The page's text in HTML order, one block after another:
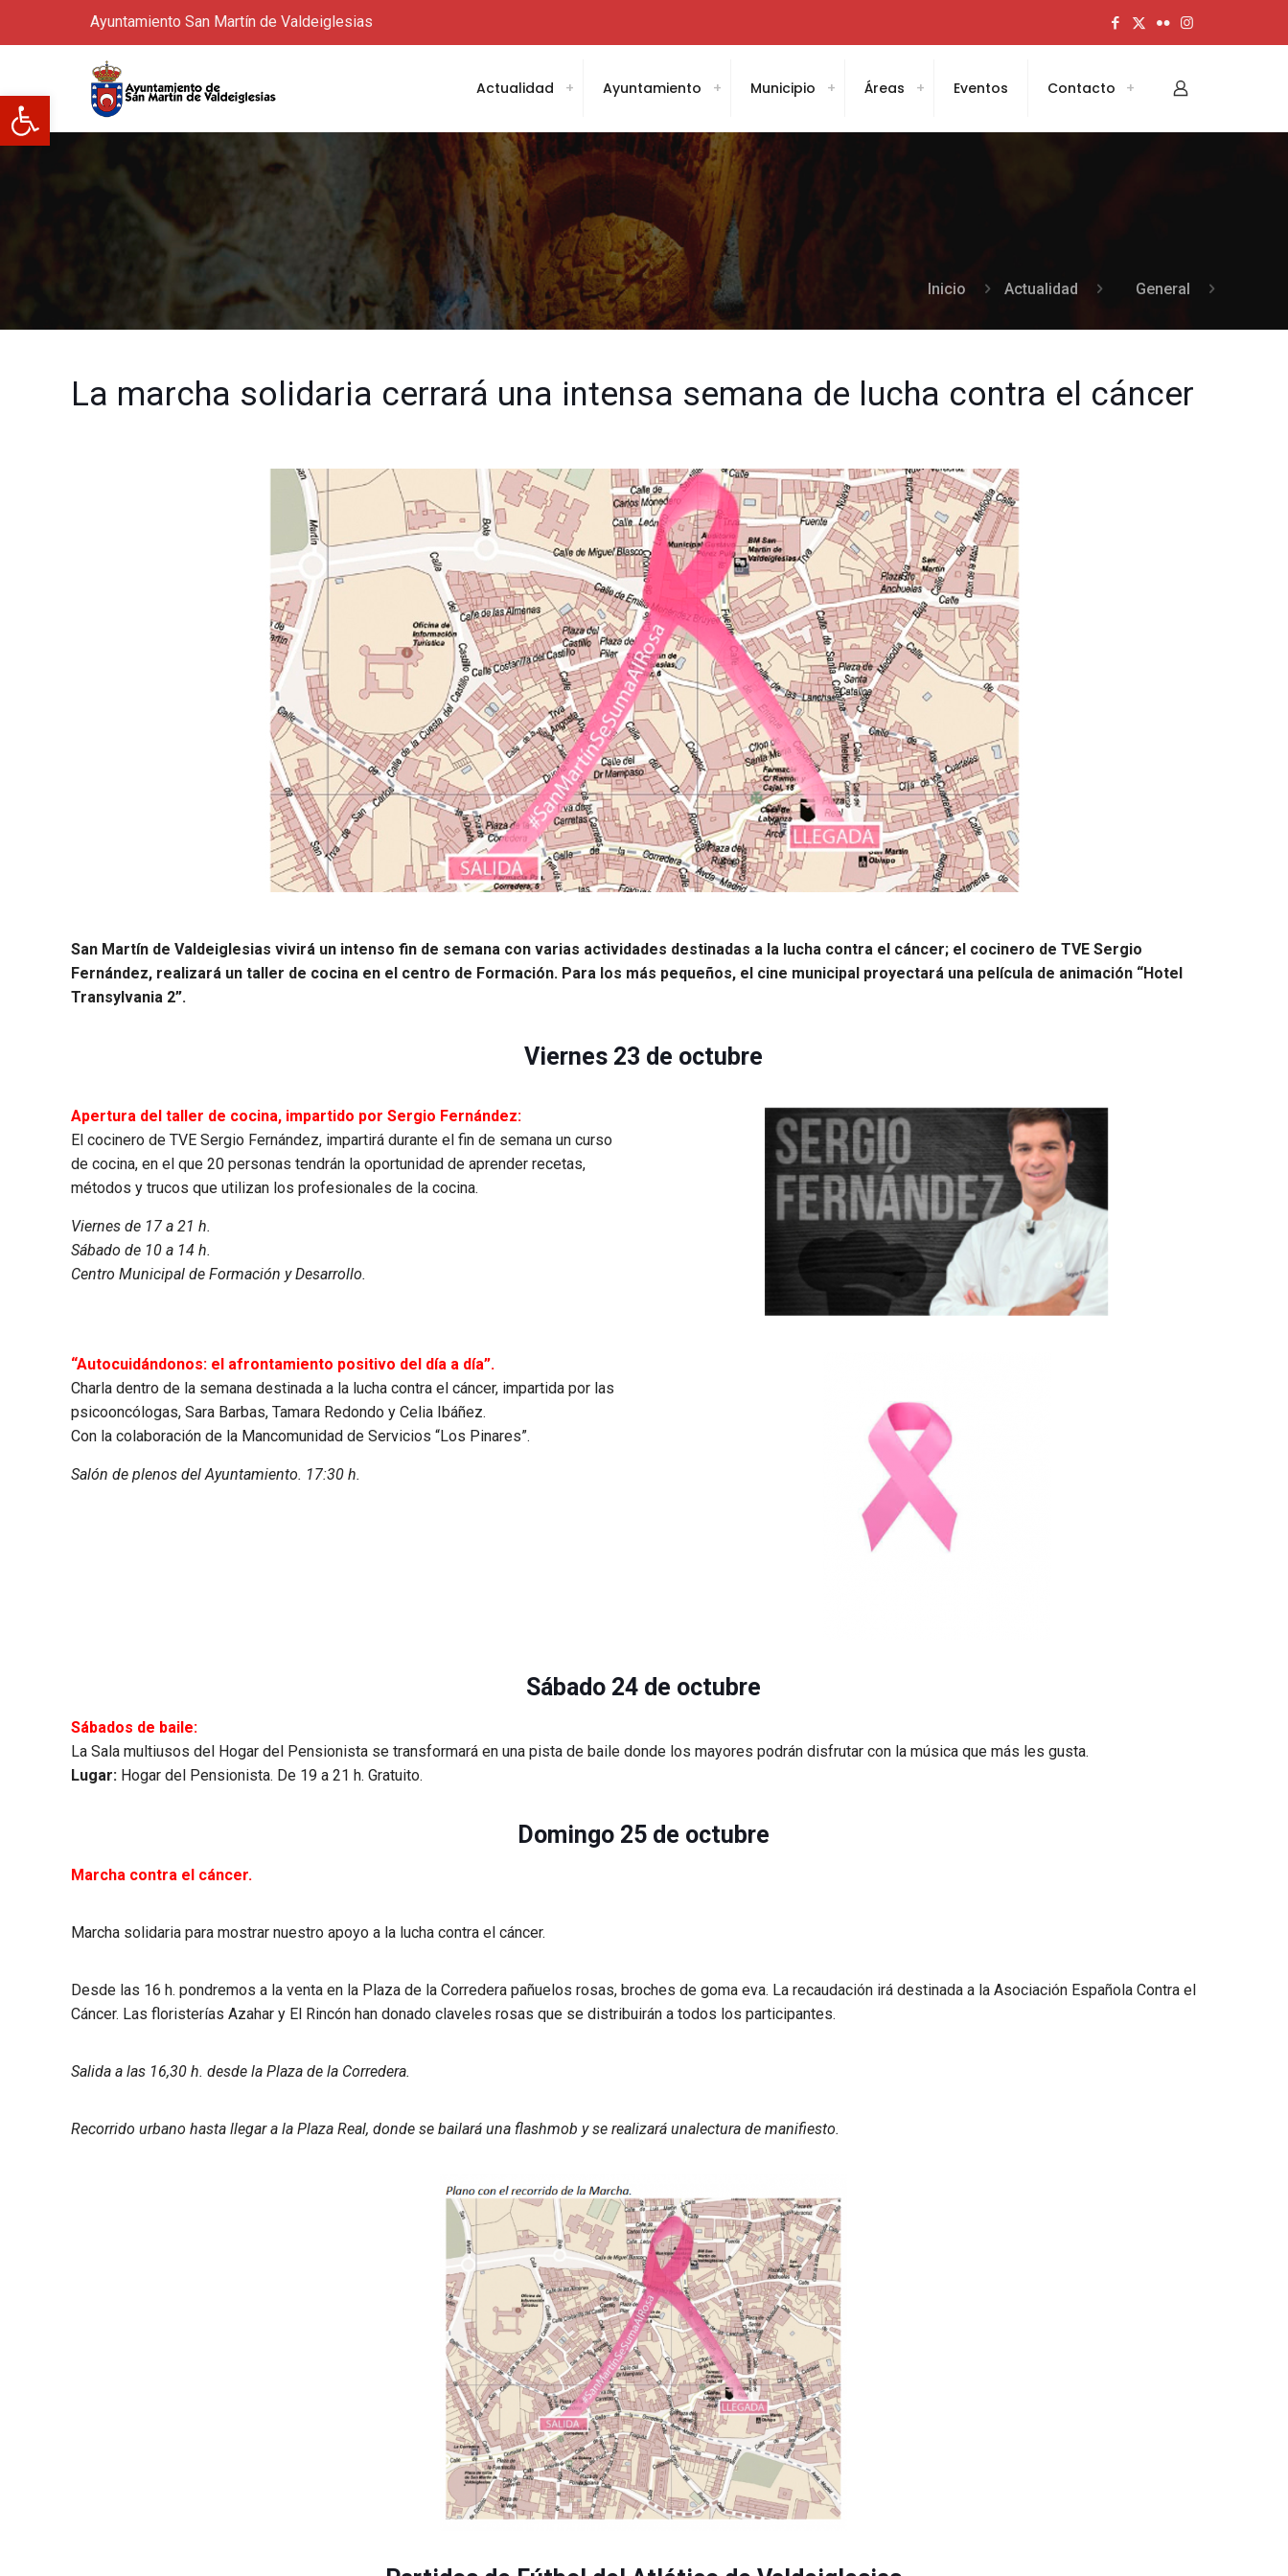
Abrir barra de herramientas
Ayuntamiento San Martín de Valdeiglesias
Actualidad Ayuntamiento Municipio Áreas Eventos Contacto
Inicio Actualidad General
La marcha solidaria cerrará una intensa semana de lucha contra el cáncer
San Martín de Valdeiglesias vivirá un intenso fin de semana con varias actividades destinadas a la lucha contra el cáncer; el cocinero de TVE Sergio
Fernández, realizará un taller de cocina en el centro de Formación. Para los más pequeños, el cine municipal proyectará una película de animación “Hotel
Transylvania 2”.
Viernes 23 de octubre
Apertura del taller de cocina, impartido por Sergio Fernández:
El cocinero de TVE Sergio Fernández, impartirá durante el fin de semana un curso
de cocina, en el que 20 personas tendrán la oportunidad de aprender recetas,
métodos y trucos que utilizan los profesionales de la cocina.
Viernes de 17 a 21 h.
Sábado de 10 a 14 h.
Centro Municipal de Formación y Desarrollo.
“Autocuidándonos: el afrontamiento positivo del día a día”.
Charla dentro de la semana destinada a la lucha contra el cáncer, impartida por las
psicooncólogas, Sara Barbas, Tamara Redondo y Celia Ibáñez.
Con la colaboración de la Mancomunidad de Servicios “Los Pinares”.
Salón de plenos del Ayuntamiento. 17:30 h.
Sábado 24 de octubre
Sábados de baile:
La Sala multiusos del Hogar del Pensionista se transformará en una pista de baile donde los mayores podrán disfrutar con la música que más les gusta.
Lugar: Hogar del Pensionista. De 19 a 21 h. Gratuito.
Domingo 25 de octubre
Marcha contra el cáncer.
Marcha solidaria para mostrar nuestro apoyo a la lucha contra el cáncer.
Desde las 16 h. pondremos a la venta en la Plaza de la Corredera pañuelos rosas, broches de goma eva. La recaudación irá destinada a la Asociación Española Contra el
Cáncer. Las floristerías Azahar y El Rincón han donado claveles rosas que se distribuirán a todos los participantes.
Salida a las 16,30 h. desde la Plaza de la Corredera.
Recorrido urbano hasta llegar a la Plaza Real, donde se bailará una flashmob y se realizará unalectura de manifiesto.